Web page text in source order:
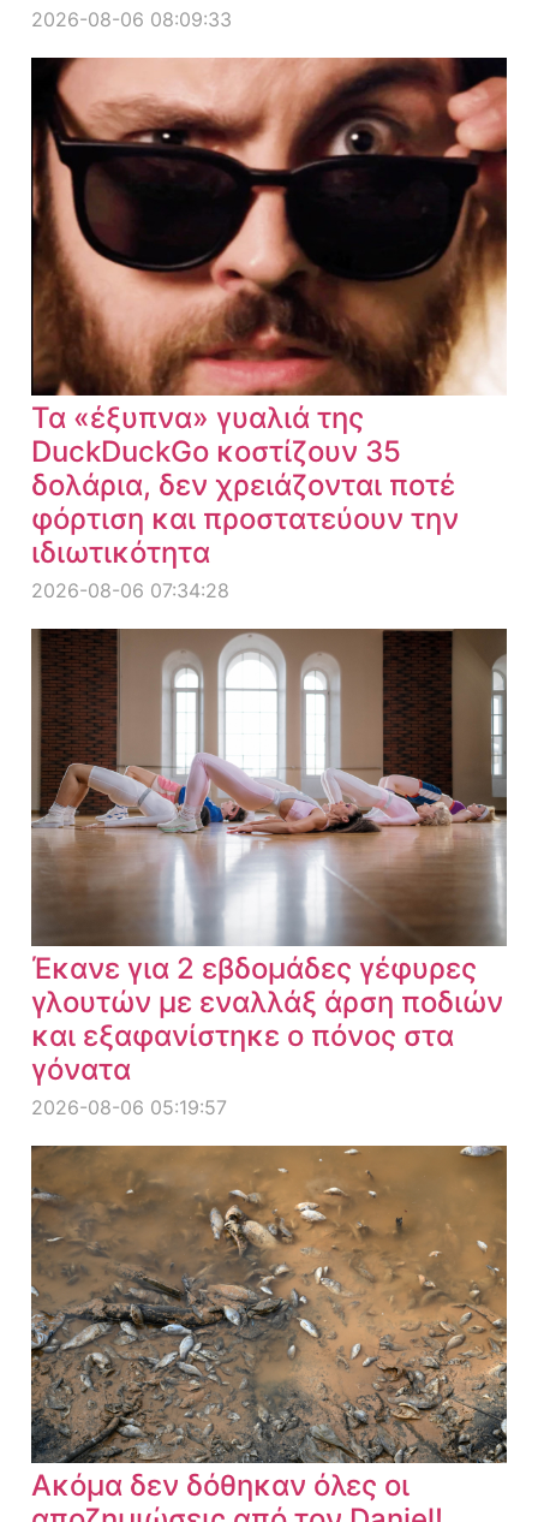
2026-08-06 08:09:33
Τα «έξυπνα» γυαλιά της
DuckDuckGo κοστίζουν 35
δολάρια, δεν χρειάζονται ποτέ
φόρτιση και προστατεύουν την
ιδιωτικότητα
2026-08-06 07:34:28
Έκανε για 2 εβδομάδες γέφυρες
γλουτών με εναλλάξ άρση ποδιών
και εξαφανίστηκε ο πόνος στα
γόνατα
2026-08-06 05:19:57
Ακόμα δεν δόθηκαν όλες οι